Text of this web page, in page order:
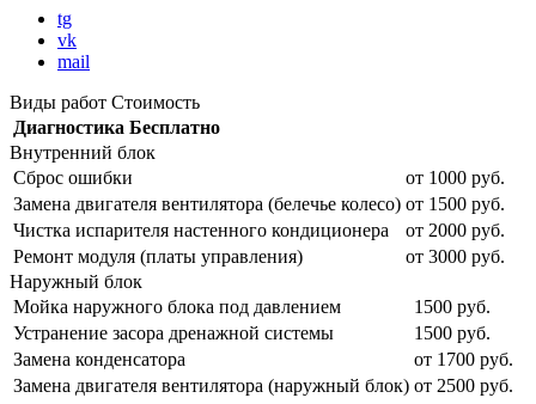
tg
vk
mail
Виды работ Стоимость
Диагностика Бесплатно
Внутренний блок
Сброс ошибки
от 1000 руб.
Замена двигателя вентилятора (белечье колесо) от 1500 руб.
Чистка испарителя настенного кондиционера
от 2000 руб.
Ремонт модуля (платы управления)
от 3000 руб.
Наружный блок
Мойка наружного блока под давлением
1500 руб.
Устранение засора дренажной системы
1500 руб.
Замена конденсатора
от 1700 руб.
Замена двигателя вентилятора (наружный блок) от 2500 руб.